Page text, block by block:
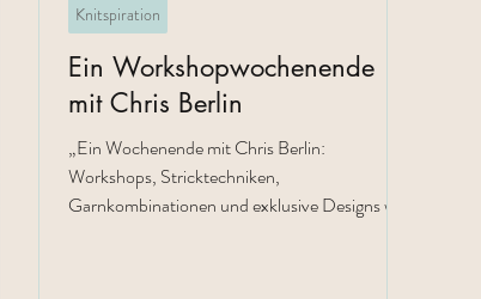
Ein Workshopwochenende
mit Chris Berlin
„Ein Wochenende mit Chris Berlin:
Workshops, Stricktechniken,
Garnkombinationen und exklusive Designs wie
Knitspiration